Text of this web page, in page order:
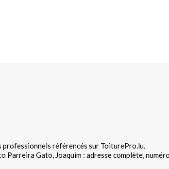
professionnels référencés sur ToiturePro.lu.
Gato, Joaquim : adresse complète, numéro